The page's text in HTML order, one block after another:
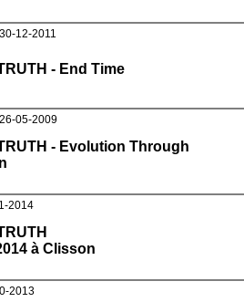
30-12-2011
- End Time
26-05-2009
- Evolution Through
2014
à Clisson
2013